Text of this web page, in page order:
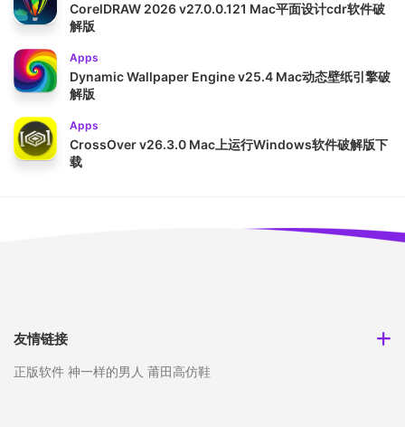
CorelDRAW 2026 v27.0.0.121 Mac平面设计cdr软件破
解版
Apps
Dynamic Wallpaper Engine v25.4 Mac动态壁纸引擎破
解版
Apps
CrossOver v26.3.0 Mac上运行Windows软件破解版下
载
友情链接
正版软件 神一样的男人 莆田高仿鞋